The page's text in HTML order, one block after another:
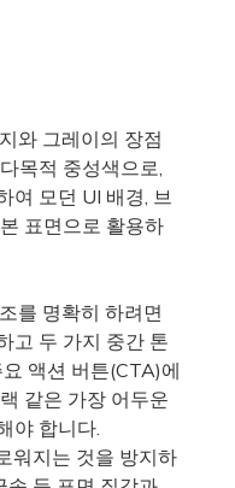
와 그레이의 장점
목적 중성색으로,
여 모던 UI 배경, 브
표면으로 활용하
를 명확히 하려면
고 두 가지 중간 톤
액션 버튼(CTA)에
같은 가장 어두운
야 합니다.
지는 것을 방지하